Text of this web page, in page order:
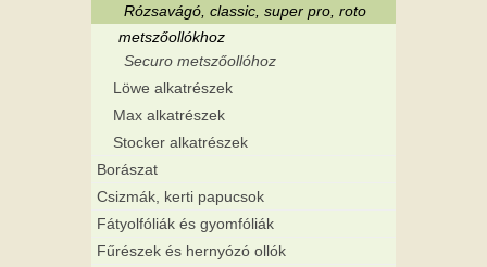
Rózsavágó, classic, super pro, roto
metszőollókhoz
Securo metszőollóhoz
Löwe alkatrészek
Max alkatrészek
Stocker alkatrészek
Borászat
Csizmák, kerti papucsok
Fátyolfóliák és gyomfóliák
Fűrészek és hernyózó ollók